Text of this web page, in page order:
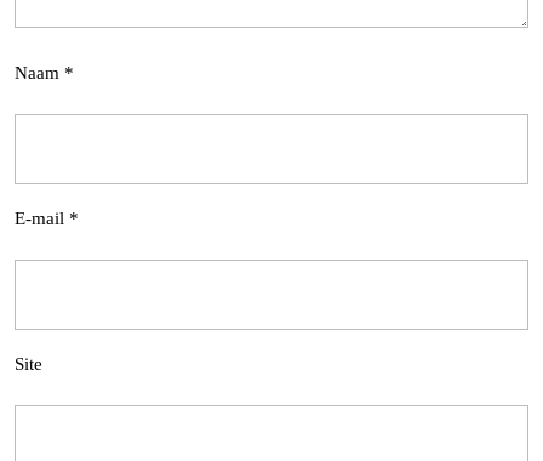
Naam *
E-mail *
Site